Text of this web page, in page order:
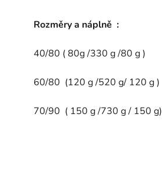
Rozměry a náplně :
40/80 ( 80g /330 g /80 g )
60/80 (120 g /520 g/ 120 g )
70/90 ( 150 g /730 g / 150 g)